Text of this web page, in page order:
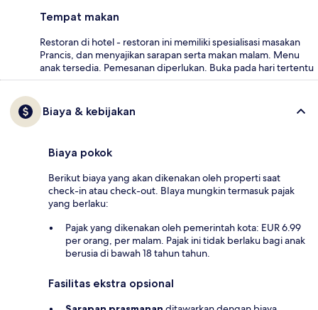
Tempat makan
Restoran di hotel - restoran ini memiliki spesialisasi masakan
Prancis, dan menyajikan sarapan serta makan malam. Menu
anak tersedia. Pemesanan diperlukan. Buka pada hari tertentu
Biaya & kebijakan
Biaya pokok
Berikut biaya yang akan dikenakan oleh properti saat
check-in atau check-out. BIaya mungkin termasuk pajak
yang berlaku:
Pajak yang dikenakan oleh pemerintah kota: EUR 6.99
per orang, per malam. Pajak ini tidak berlaku bagi anak
berusia di bawah 18 tahun tahun.
Fasilitas ekstra opsional